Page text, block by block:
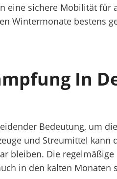
eine sichere Mobilität für
Wintermonate bestens
In
Bedeutung, um
und Streumittel kann
bleiben. Die
in den kalten Monaten